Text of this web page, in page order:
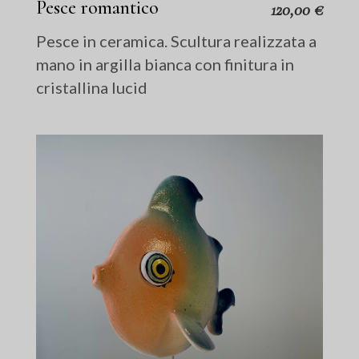
Pesce romantico 120,00 €
Pesce in ceramica. Scultura realizzata a
mano in argilla bianca con finitura in
cristallina lucid